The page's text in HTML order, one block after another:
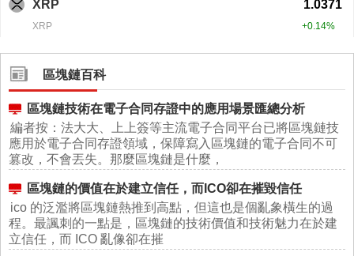
區塊鏈百科
區塊鏈技術在電子合同存證中的應用場景匯總分析
編者按：法大大、上上簽等主流電子合同平台已將區塊鏈技
應用於電子合同存證領域，保障寫入區塊鏈的電子合同不可
篡改，不會丟失。那麼區塊鏈是什麼，
區塊鏈的價值在於建立信任，而ICO卻在摧毀信任
ico 的泛濫將區塊鏈熱推到高點，但這也是個亂象橫生的過
程。最諷刺的一點是，區塊鏈的技術價值和技術魅力在於建
立信任，而 ICO 亂像卻在摧